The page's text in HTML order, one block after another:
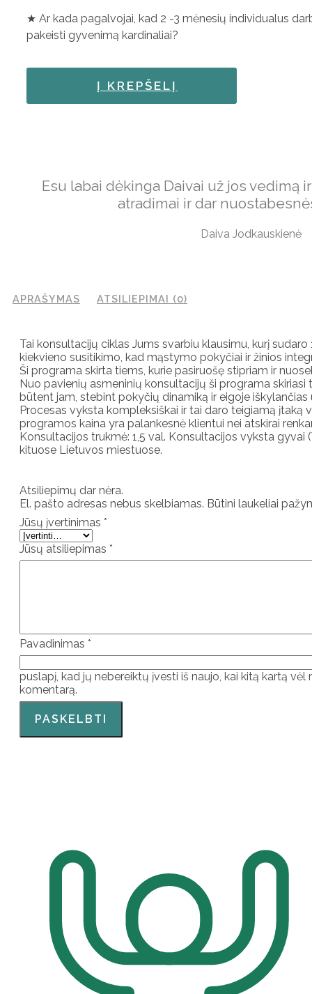
★ Ar kada pagalvojai, kad 2 -3 mėnesių individualus
pakeisti gyvenimą kardinaliai?
Į KREPŠELĮ
Esu labai dėkinga Daivai už jos vedimą
atradimai ir dar
Daiva Jodkauskienė
APRAŠYMAS ATSILIEPIMAI (0)
Tai konsultacijų ciklas Jums svarbiu klausimu, kurį
kiekvieno susitikimo, kad mąstymo pokyčiai ir žinios
Ši programa skirta tiems, kurie pasiruošę stipriam ir
Nuo pavienių asmeninių konsultacijų ši programa
būtent jam, stebint pokyčių dinamiką ir eigoje iškylančias
Procesas vyksta kompleksiškai ir tai daro teigiamą įtaką
programos kaina yra palankesnė klientui nei atskirai
Konsultacijos trukmė: 1,5 val. Konsultacijos vyksta gyvai
kituose Lietuvos miestuose.
Atsiliepimų dar nėra.
El. pašto adresas nebus skelbiamas. Būtini laukeliai
Jūsų įvertinimas *
Jūsų atsiliepimas *
Pavadinimas *
puslapį, kad jų nebereiktų įvesti iš naujo, kai kitą kartą vėl
komentarą.